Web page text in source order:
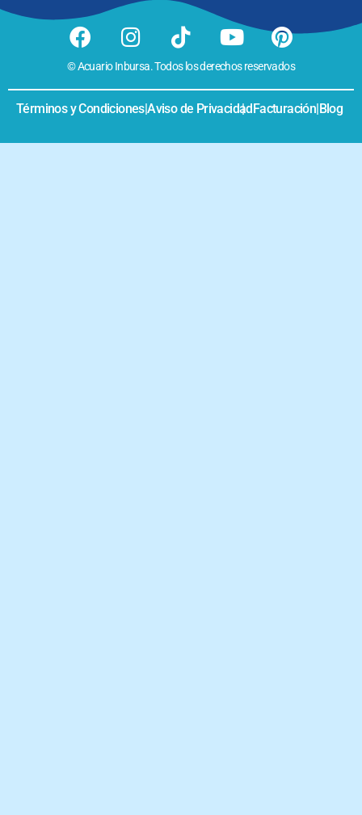
© Acuario Inbursa. Todos los derechos reservados
Términos y Condiciones|Aviso de Privacidad
| Facturación|Blog